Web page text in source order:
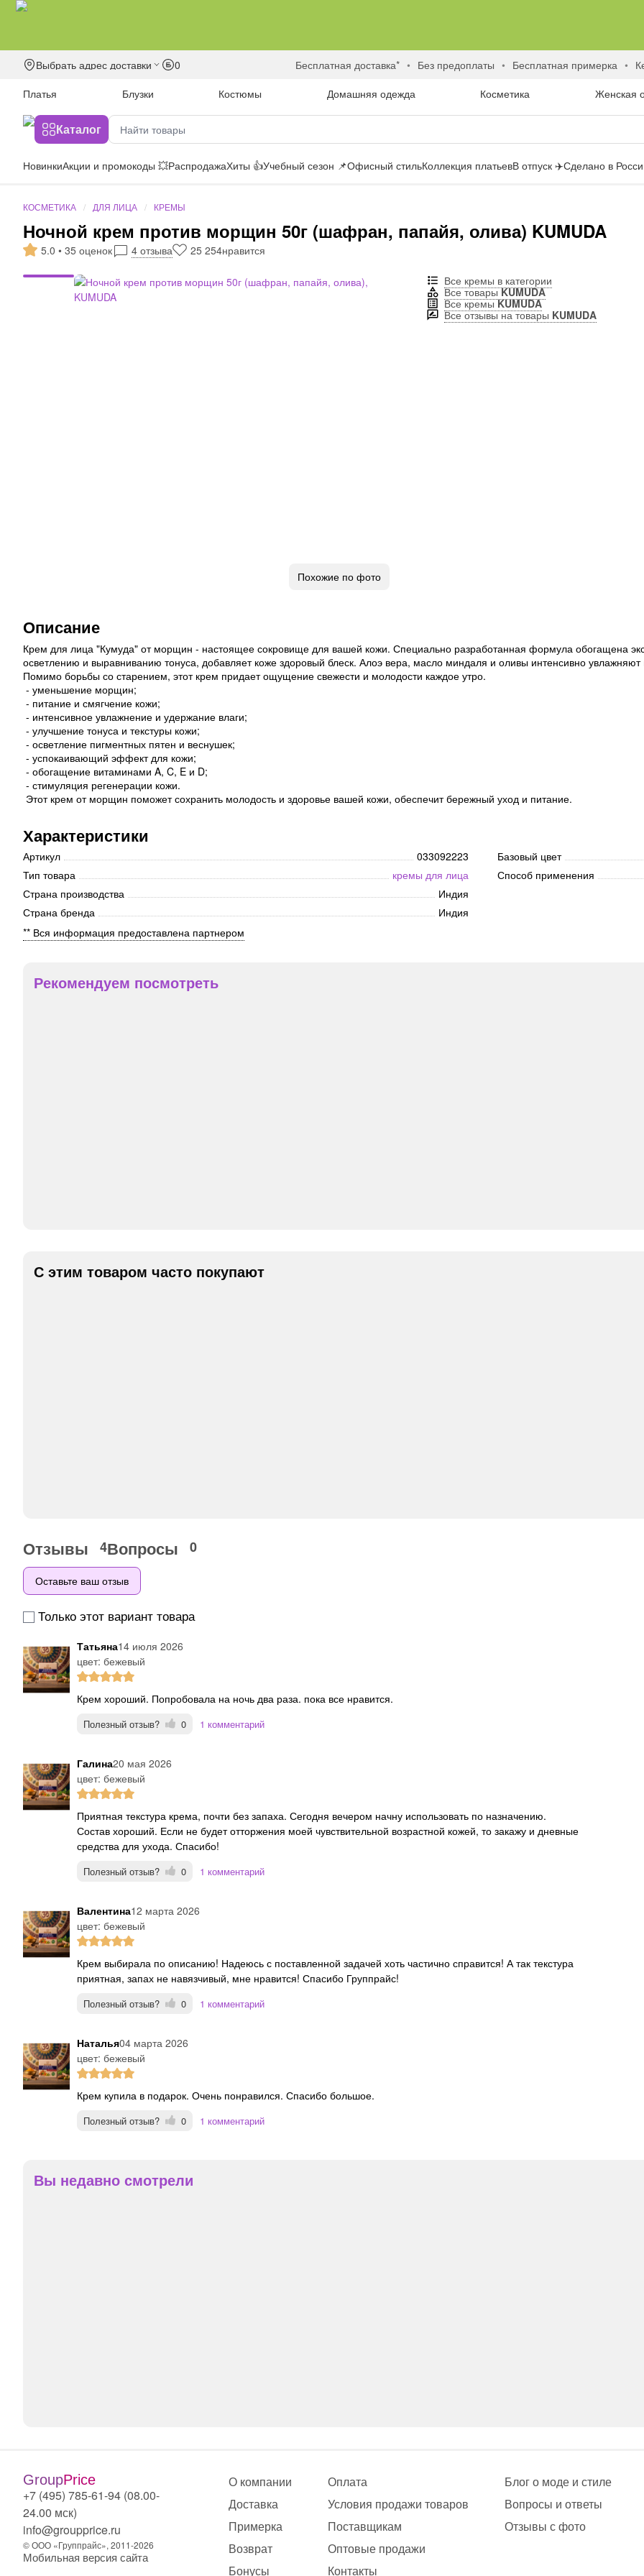
Выбрать адрес доставки 0 бесплатная доставка* без предоплаты бесплатная примерка
Платья
Блузки Костюмы Домашняя одежда Косметика Женская
Каталог
НовинкиАкции и промокоды 💥РаспродажаХиты 👍Учебный сезон 📌Офисный стильКоллекция платьевВ отпуск ✈️Сделано в
КОСМЕТИКА ДЛЯ ЛИЦА КРЕМЫ
Ночной крем против морщин 50г (шафран, папайя, олива) KUMUDA
5.0 • 35 оценок 4 отзыва 25 254нравится
Похожие по фото
Все кремы в категории
Все товарыKUMUDA
Все кремыKUMUDA
Все отзывы на товары KUMUDA
Описание
Крем для лица "Кумуда" от морщин - настоящее сокровище для вашей кожи. Специально разработанная формула обогащена
осветлению и выравниванию тонуса, добавляет коже здоровый блеск. Алоэ вера, масло миндаля и оливы интенсивно увлажняют
Помимо борьбы со старением, этот крем придает ощущение свежести и молодости каждое утро.
- уменьшение морщин;
- питание и смягчение кожи;
- интенсивное увлажнение и удержание влаги;
- улучшение тонуса и текстуры кожи;
- осветление пигментных пятен и веснушек;
- успокаивающий эффект для кожи;
- обогащение витаминами A, C, E и D;
- стимуляция регенерации кожи.
Этот крем от морщин поможет сохранить молодость и здоровье вашей кожи, обеспечит бережный уход и питание.
Характеристики
Артикул
033092223
Тип товара
кремы для лица
Страна производства
Индия
Страна бренда
Индия
Базовый цвет
Способ применения
** Вся информация предоставлена партнером
Рекомендуем посмотреть
С этим товаром часто покупают
Отзывы 4Вопросы 0
Оставьте ваш отзыв
Только этот вариант товара
Татьяна14 июля 2026
цвет: бежевый
Крем хороший. Попробовала на ночь два раза. пока все нравится.
Полезный отзыв? 0 1 комментарий
Галина20 мая 2026
цвет: бежевый
Приятная текстура крема, почти без запаха. Сегодня вечером начну использовать по назначению.
Состав хороший. Если не будет отторжения моей чувствительной возрастной кожей, то закажу и дневные
средства для ухода. Спасибо!
Полезный отзыв? 0 1 комментарий
Валентина12 марта 2026
цвет: бежевый
Крем выбирала по описанию! Надеюсь с поставленной задачей хоть частично справится! А так текстура
приятная, запах не навязчивый, мне нравится! Спасибо Группрайс!
Полезный отзыв? 0 1 комментарий
Наталья04 марта 2026
цвет: бежевый
Крем купила в подарок. Очень понравился. Спасибо большое.
Полезный отзыв? 0 1 комментарий
Вы недавно смотрели
GroupPrice
+7 (495) 785-61-94 (08.00-
24.00 мск)
info@groupprice.ru
© ООО «Группрайс», 2011-2026
Мобильная версия сайта
О компании
Доставка
Примерка
Возврат
Бонусы
Оплата
Условия продажи товаров
Поставщикам
Оптовые продажи
Контакты
Блог о моде и стиле
Вопросы и ответы
Отзывы с фото